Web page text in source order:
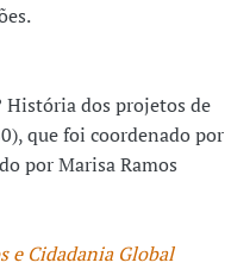
História dos projetos de
que foi coordenado por
por Marisa Ramos
e Cidadania Global